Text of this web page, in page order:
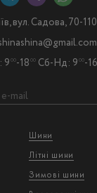
Шини
Літні шини
Зимові шини
вул. Садова, 70-110
9 00-18 00 Сб-Нд: 9 00-16